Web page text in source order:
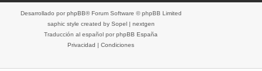
Desarrollado por phpBB® Forum Software © phpBB Limited
saphic style created by Sopel| nextgen
Traducción al español por phpBB España
Privacidad | Condiciones